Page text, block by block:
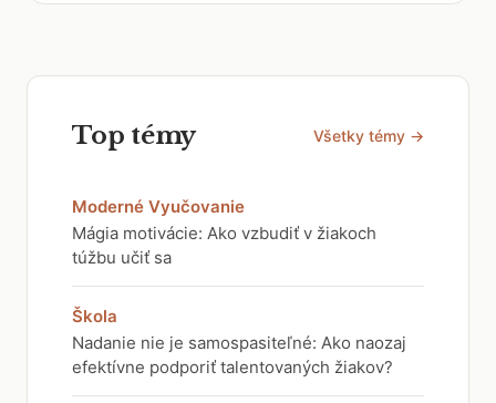
Top témy Všetky témy →
Moderné Vyučovanie
Mágia motivácie: Ako vzbudiť v žiakoch
túžbu učiť sa
Škola
Nadanie nie je samospasiteľné: Ako naozaj
efektívne podporiť talentovaných žiakov?